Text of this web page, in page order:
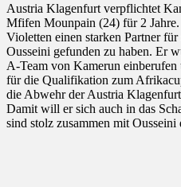
Austria Klagenfurt verpflichtet
Mfifen Mounpain (24) für 2
Violetten einen starken Partner
Ousseini gefunden zu haben. Er
A-Team von Kamerun
für die Qualifikation zum
die Abwehr der Austria
Damit will er sich auch in das
sind stolz zusammen mit